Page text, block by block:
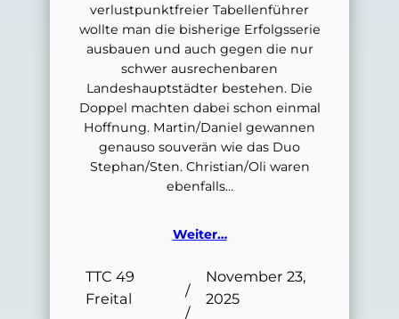
verlustpunktfreier Tabellenführer
wollte man die bisherige Erfolgsserie
ausbauen und auch gegen die nur
schwer ausrechenbaren
Landeshauptstädter bestehen. Die
Doppel machten dabei schon einmal
Hoffnung. Martin/Daniel gewannen
genauso souverän wie das Duo
Stephan/Sten. Christian/Oli waren
ebenfalls…
Weiter…
TTC 49
Freital
/
/
November 23,
2025